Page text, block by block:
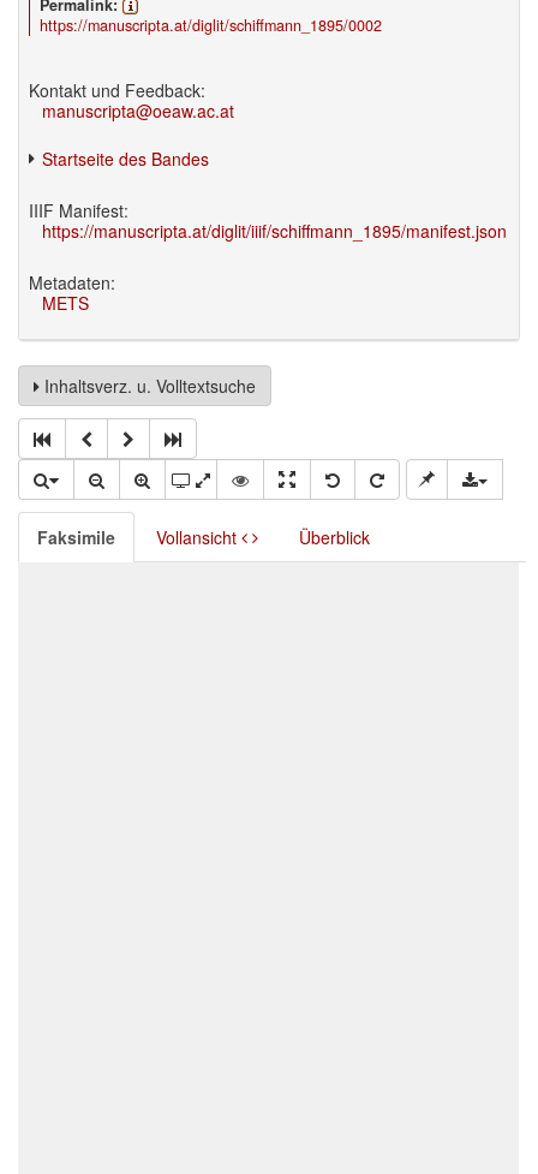
Permalink:
https://manuscripta.at/diglit/schiffmann_1895/0002
Kontakt und Feedback:
manuscripta@oeaw.ac.at
Startseite des Bandes
IIIF Manifest:
https://manuscripta.at/diglit/iiif/schiffmann_1895/manifest.json
Metadaten:
METS
Inhaltsverz. u. Volltextsuche
Faksimile Vollansicht Überblick